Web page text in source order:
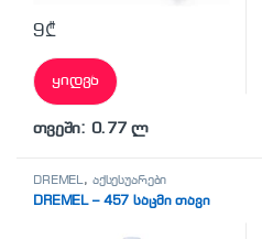
9₾
ყიდვა
თვეში: 0.77 ლ
DREMEL, აქსესუარები
DREMEL – 457 საცმი თავი